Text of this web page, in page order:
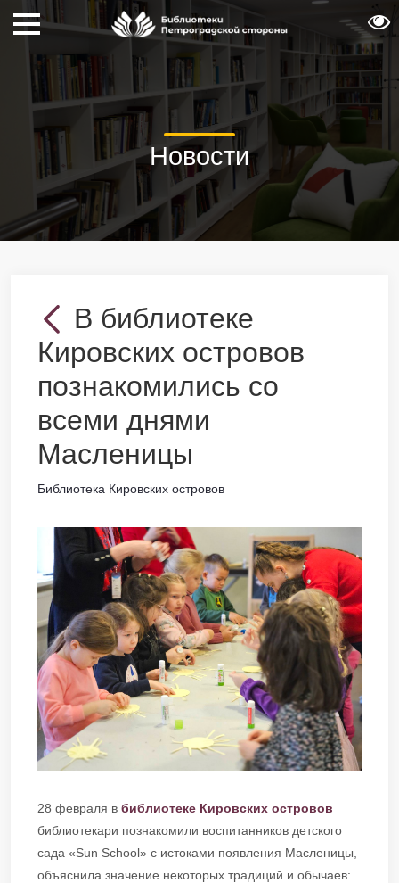
Новости
В библиотеке
Кировских островов
познакомились со
всеми днями
Масленицы
Библиотека Кировских островов
28 февраля в библиотеке Кировских островов
библиотекари познакомили воспитанников детского
сада «Sun School» с истоками появления Масленицы,
объяснила значение некоторых традиций и обычаев: